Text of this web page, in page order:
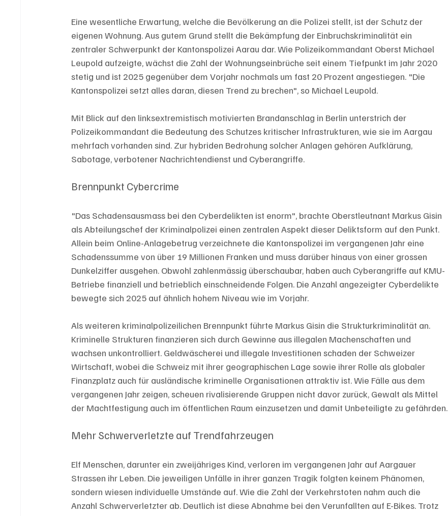
Eine wesentliche Erwartung, welche die Bevölkerung an die Polizei stellt, ist der Schutz der
eigenen Wohnung. Aus gutem Grund stellt die Bekämpfung der Einbruchskriminalität ein
zentraler Schwerpunkt der Kantonspolizei Aarau dar. Wie Polizeikommandant Oberst Michael
Leupold aufzeigte, wächst die Zahl der Wohnungseinbrüche seit einem Tiefpunkt im Jahr 2020
stetig und ist 2025 gegenüber dem Vorjahr nochmals um fast 20 Prozent angestiegen. "Die
Kantonspolizei setzt alles daran, diesen Trend zu brechen", so Michael Leupold.
Mit Blick auf den linksextremistisch motivierten Brandanschlag in Berlin unterstrich der
Polizeikommandant die Bedeutung des Schutzes kritischer Infrastrukturen, wie sie im Aargau
mehrfach vorhanden sind. Zur hybriden Bedrohung solcher Anlagen gehören Aufklärung,
Sabotage, verbotener Nachrichtendienst und Cyberangriffe.
Brennpunkt Cybercrime
"Das Schadensausmass bei den Cyberdelikten ist enorm", brachte Oberstleutnant Markus Gisin
als Abteilungschef der Kriminalpolizei einen zentralen Aspekt dieser Deliktsform auf den Punkt.
Allein beim Online-Anlagebetrug verzeichnete die Kantonspolizei im vergangenen Jahr eine
Schadenssumme von über 19 Millionen Franken und muss darüber hinaus von einer grossen
Dunkelziffer ausgehen. Obwohl zahlenmässig überschaubar, haben auch Cyberangriffe auf KMU-
Betriebe finanziell und betrieblich einschneidende Folgen. Die Anzahl angezeigter Cyberdelikte
bewegte sich 2025 auf ähnlich hohem Niveau wie im Vorjahr.
Als weiteren kriminalpolizeilichen Brennpunkt führte Markus Gisin die Strukturkriminalität an.
Kriminelle Strukturen finanzieren sich durch Gewinne aus illegalen Machenschaften und
wachsen unkontrolliert. Geldwäscherei und illegale Investitionen schaden der Schweizer
Wirtschaft, wobei die Schweiz mit ihrer geographischen Lage sowie ihrer Rolle als globaler
Finanzplatz auch für ausländische kriminelle Organisationen attraktiv ist. Wie Fälle aus dem
vergangenen Jahr zeigen, scheuen rivalisierende Gruppen nicht davor zurück, Gewalt als Mittel
der Machtfestigung auch im öffentlichen Raum einzusetzen und damit Unbeteiligte zu gefährden.
Mehr Schwerverletzte auf Trendfahrzeugen
Elf Menschen, darunter ein zweijähriges Kind, verloren im vergangenen Jahr auf Aargauer
Strassen ihr Leben. Die jeweiligen Unfälle in ihrer ganzen Tragik folgten keinem Phänomen,
sondern wiesen individuelle Umstände auf. Wie die Zahl der Verkehrstoten nahm auch die
Anzahl Schwerverletzter ab. Deutlich ist diese Abnahme bei den Verunfallten auf E-Bikes. Trotz